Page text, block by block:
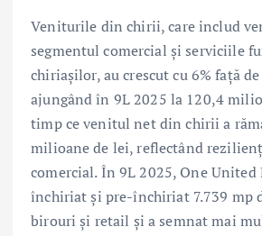
Veniturile din chirii, care includ
segmentul comercial și serviciile
chiriașilor, au crescut cu 6% față
ajungând în 9L 2025 la 120,4
timp ce venitul net din chirii a
milioane de lei, reflectând
comercial. În 9L 2025, One United
închiriat și pre-închiriat 7.739 mp
birouri și retail și a semnat mai